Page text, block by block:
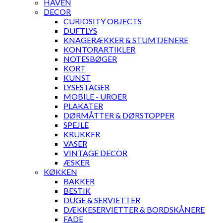
HAVEN
DECOR
CURIOSITY OBJECTS
DUFTLYS
KNAGERÆKKER & STUMTJENERE
KONTORARTIKLER
NOTESBØGER
KORT
KUNST
LYSESTAGER
MOBILE - UROER
PLAKATER
DØRMÅTTER & DØRSTOPPER
SPEJLE
KRUKKER
VASER
VINTAGE DECOR
ÆSKER
KØKKEN
BAKKER
BESTIK
DUGE & SERVIETTER
DÆKKESERVIETTER & BORDSKÅNERE
FADE